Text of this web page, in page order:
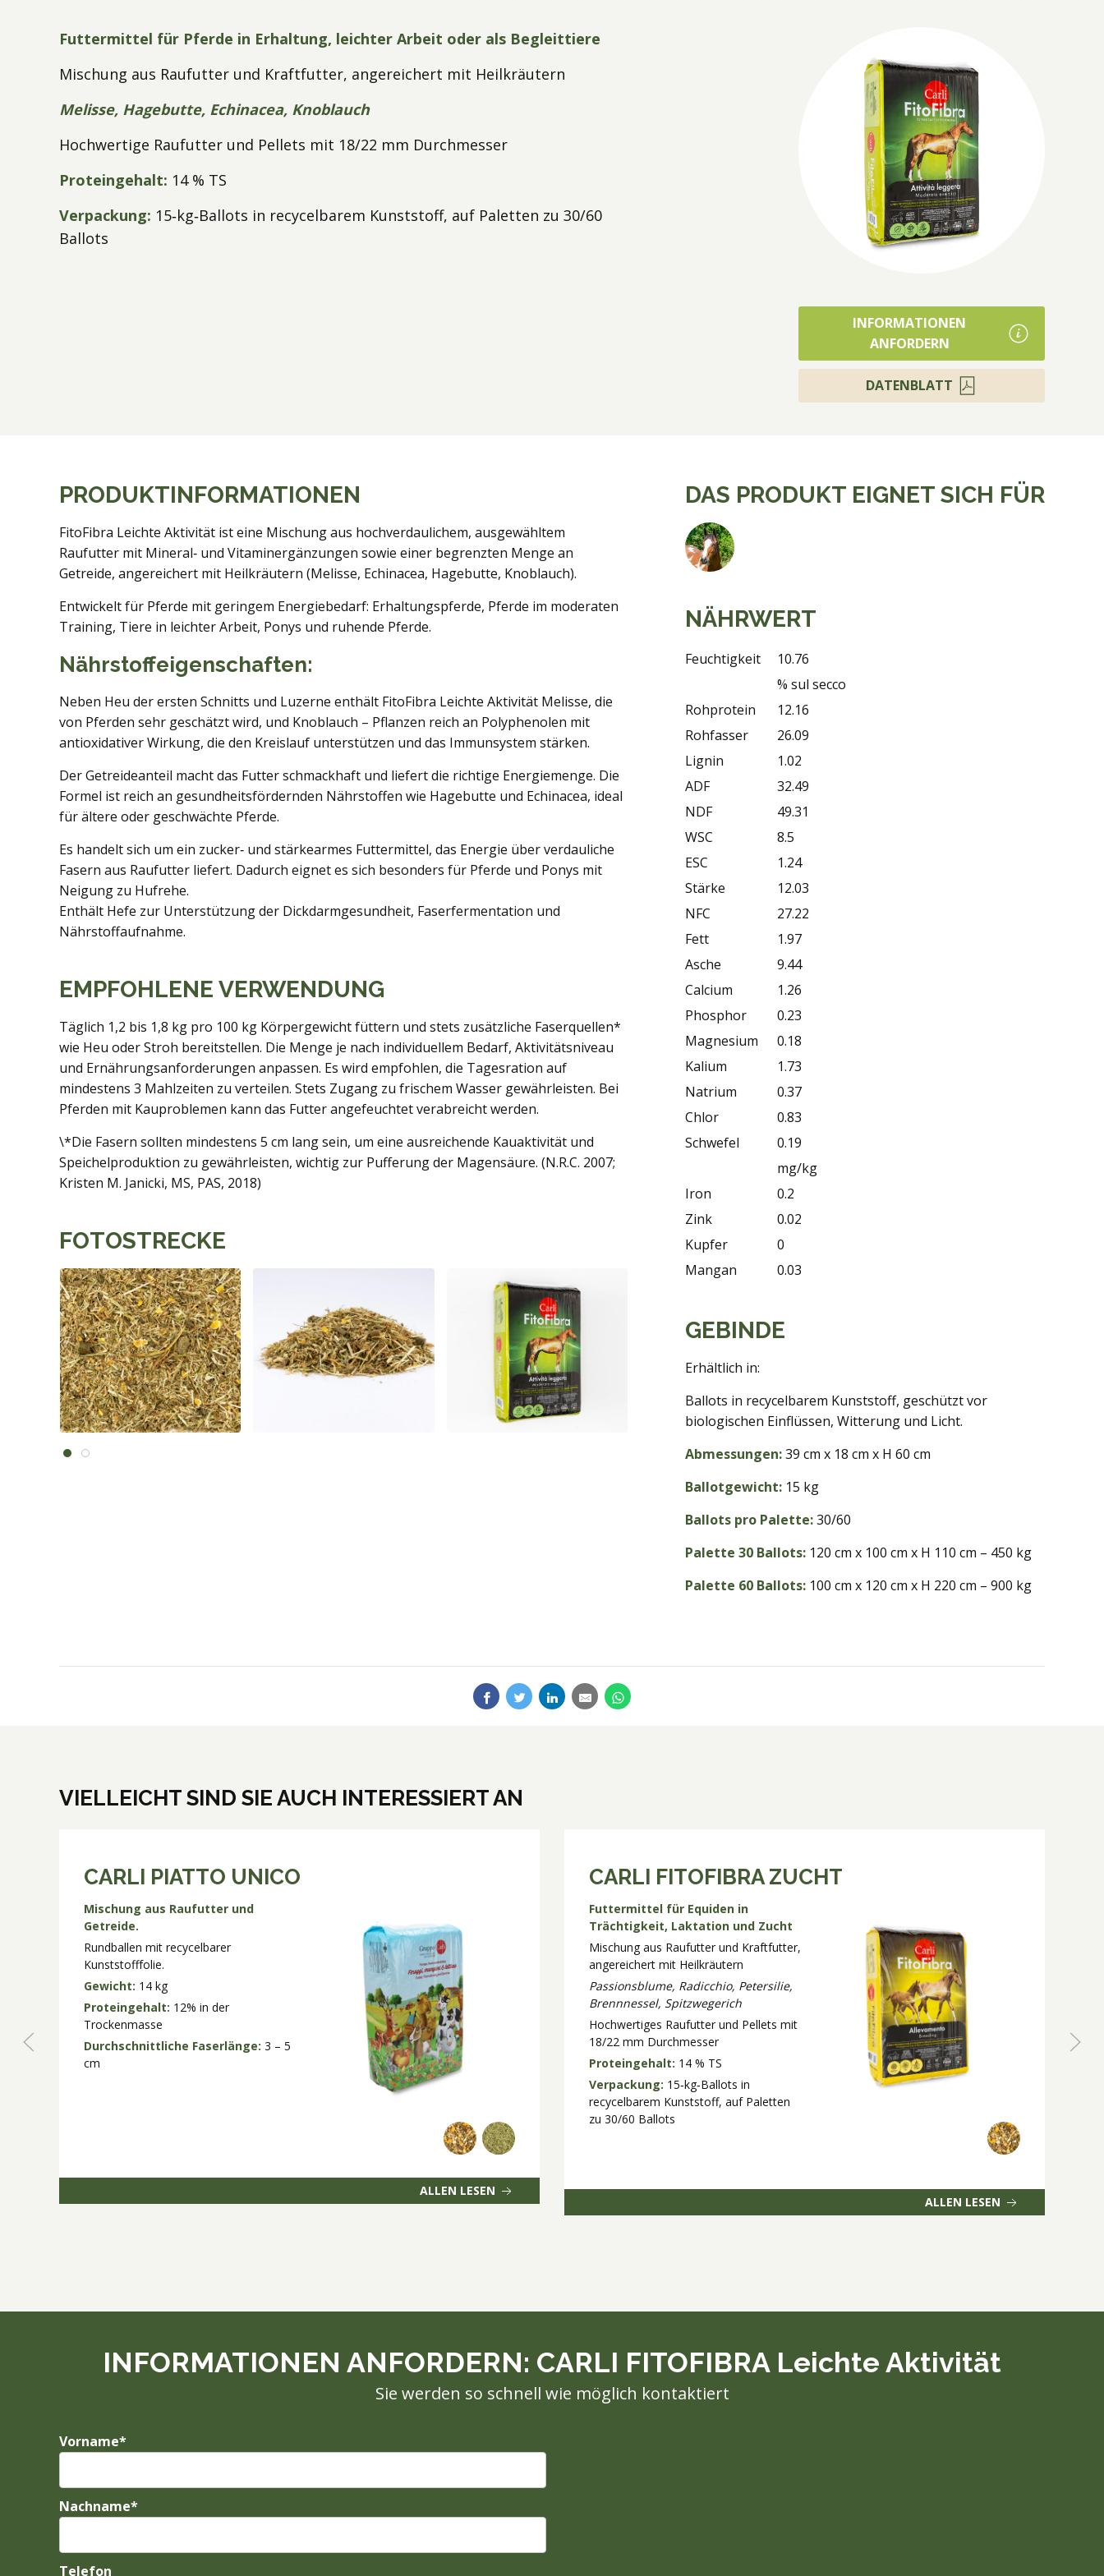
Produkte
Futtermittel für Pferde in Erhaltung, leichter Arbeit oder als Begleittiere
Mischung aus Raufutter und Kraftfutter, angereichert mit Heilkräutern
Melisse, Hagebutte, Echinacea, Knoblauch
Hochwertige Raufutter und Pellets mit 18/22 mm Durchmesser
Proteingehalt: 14 % TS
Verpackung: 15‑kg‑Ballots in recycelbarem Kunststoff, auf Paletten zu 30/60
Ballots
INFORMATIONEN
ANFORDERN
DATENBLATT
PRODUKTINFORMATIONEN
FitoFibra Leichte Aktivität ist eine Mischung aus hochverdaulichem, ausgewähltem
Raufutter mit Mineral‑ und Vitaminergänzungen sowie einer begrenzten Menge an
Getreide, angereichert mit Heilkräutern (Melisse, Echinacea, Hagebutte, Knoblauch).
Entwickelt für Pferde mit geringem Energiebedarf: Erhaltungspferde, Pferde im moderaten
Training, Tiere in leichter Arbeit, Ponys und ruhende Pferde.
Nährstoffeigenschaften:
Neben Heu der ersten Schnitts und Luzerne enthält FitoFibra Leichte Aktivität Melisse, die
von Pferden sehr geschätzt wird, und Knoblauch – Pflanzen reich an Polyphenolen mit
antioxidativer Wirkung, die den Kreislauf unterstützen und das Immunsystem stärken.
Der Getreideanteil macht das Futter schmackhaft und liefert die richtige Energiemenge. Die
Formel ist reich an gesundheitsfördernden Nährstoffen wie Hagebutte und Echinacea, ideal
für ältere oder geschwächte Pferde.
Es handelt sich um ein zucker‑ und stärkearmes Futtermittel, das Energie über verdauliche
Fasern aus Raufutter liefert. Dadurch eignet es sich besonders für Pferde und Ponys mit
Neigung zu Hufrehe.
Enthält Hefe zur Unterstützung der Dickdarmgesundheit, Faserfermentation und
Nährstoffaufnahme.
EMPFOHLENE VERWENDUNG
Täglich 1,2 bis 1,8 kg pro 100 kg Körpergewicht füttern und stets zusätzliche Faserquellen*
wie Heu oder Stroh bereitstellen. Die Menge je nach individuellem Bedarf, Aktivitätsniveau
und Ernährungsanforderungen anpassen. Es wird empfohlen, die Tagesration auf
mindestens 3 Mahlzeiten zu verteilen. Stets Zugang zu frischem Wasser gewährleisten. Bei
Pferden mit Kauproblemen kann das Futter angefeuchtet verabreicht werden.
\*Die Fasern sollten mindestens 5 cm lang sein, um eine ausreichende Kauaktivität und
Speichelproduktion zu gewährleisten, wichtig zur Pufferung der Magensäure. (N.R.C. 2007;
Kristen M. Janicki, MS, PAS, 2018)
FOTOSTRECKE
DAS PRODUKT EIGNET SICH FÜR
NÄHRWERT
Feuchtigkeit
10.76
% sul secco
Rohprotein
12.16
Rohfasser
26.09
Lignin
1.02
ADF
32.49
NDF
49.31
WSC
8.5
ESC
1.24
Stärke
12.03
NFC
27.22
Fett
1.97
Asche
9.44
Calcium
1.26
Phosphor
0.23
Magnesium
0.18
Kalium
1.73
Natrium
0.37
Chlor
0.83
Schwefel
0.19
mg/kg
Iron
0.2
Zink
0.02
Kupfer
0
Mangan
0.03
GEBINDE
Erhältlich in:
Ballots in recycelbarem Kunststoff, geschützt vor
biologischen Einflüssen, Witterung und Licht.
Abmessungen:39 cm x 18 cm x H 60 cm
Ballotgewicht: 15 kg
Ballots pro Palette:30/60
Palette 30 Ballots: 120 cm x 100 cm x H 110 cm – 450 kg
Palette 60 Ballots: 100 cm x 120 cm x H 220 cm – 900 kg
VIELLEICHT SIND SIE AUCH INTERESSIERT AN
CARLI PIATTO UNICO
Mischung aus Raufutter und
Getreide.
Rundballen mit recycelbarer
Kunststofffolie.
Gewicht: 14 kg
Proteingehalt: 12% in der
Trockenmasse
Durchschnittliche Faserlänge: 3 – 5
cm
ALLEN LESEN
CARLI FITOFIBRA ZUCHT
Futtermittel für Equiden in
Trächtigkeit, Laktation und Zucht
Mischung aus Raufutter und Kraftfutter,
angereichert mit Heilkräutern
Passionsblume, Radicchio, Petersilie,
Brennnessel, Spitzwegerich
Hochwertiges Raufutter und Pellets mit
18/22 mm Durchmesser
Proteingehalt: 14 % TS
Verpackung: 15‑kg‑Ballots in
recycelbarem Kunststoff, auf Paletten
zu 30/60 Ballots
ALLEN LESEN
INFORMATIONEN ANFORDERN: CARLI FITOFIBRA Leichte Aktivität
Sie werden so schnell wie möglich kontaktiert
Vorname*
Nachname*
Telefon